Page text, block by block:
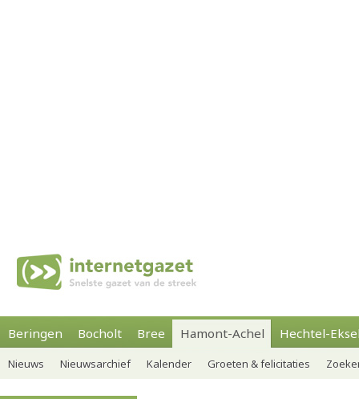
Beringen Bocholt Bree Hamont-Achel Hechtel-
Nieuws Nieuwsarchief Kalender Groeten & felicitaties